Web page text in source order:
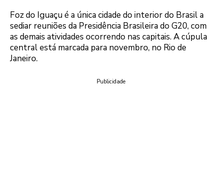
Foz do Iguaçu é a única cidade do interior do Brasil a
sediar reuniões da Presidência Brasileira do G20, com
as demais atividades ocorrendo nas capitais. A cúpula
central está marcada para novembro, no Rio de
Janeiro.
Publicidade